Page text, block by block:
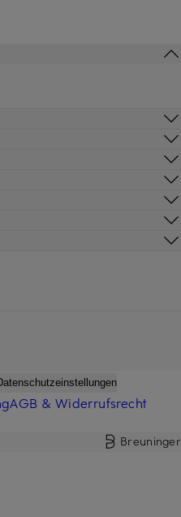
AGB & Widerrufsrecht
Breuninger